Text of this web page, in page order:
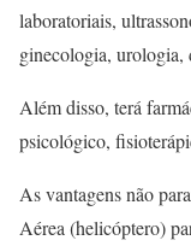
laboratoriais,
ginecologia, urologia,
Além disso, terá
psicológico,
As vantagens não
Aérea (helicóptero)